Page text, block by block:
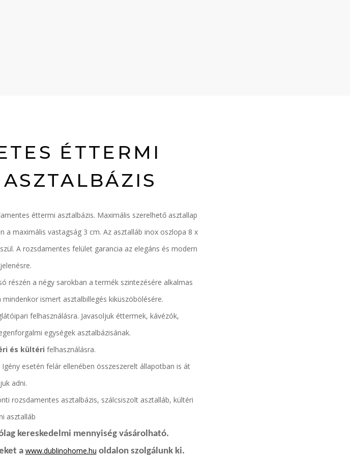
ÉTTERMI
éttermi asztalbázis. Maximális szerelhető asztallap
maximális vastagság 3 cm. Az asztalláb inox oszlopa 8 x
A rozsdamentes felület garancia az elegáns és modern
részén a négy sarokban a termék szintezésére alkalmas
ismert asztalbillegés kiküszöbölésére.
felhasználásra. Javasoljuk éttermek, kávézók,
egységek asztalbázisának.
és kültéri felhasználásra.
esetén felár ellenében összeszerelt állapotban is át
adni.
rozsdamentes asztalbázis, szálcsiszolt asztalláb, kültéri
asztalláb
kereskedelmi mennyiség vásárolható.
a www.dublinohome.hu oldalon szolgálunk ki.